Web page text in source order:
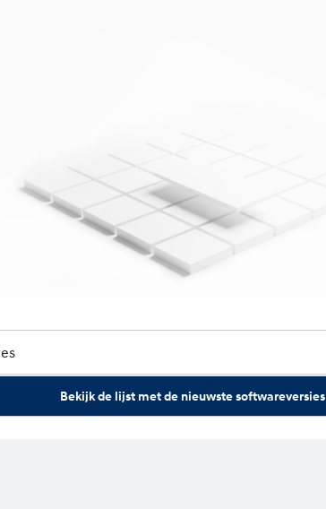
Bekijk de lijst met de nieuwste softwareversies